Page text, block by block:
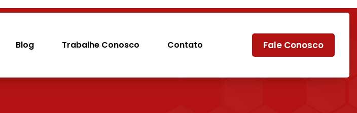
Blog Trabalhe Conosco Contato Fale Conosco